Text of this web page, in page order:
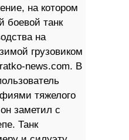
на котором
боевой танк
на
грузовиком
news.com. В
тяжелого
заметил с
Танк